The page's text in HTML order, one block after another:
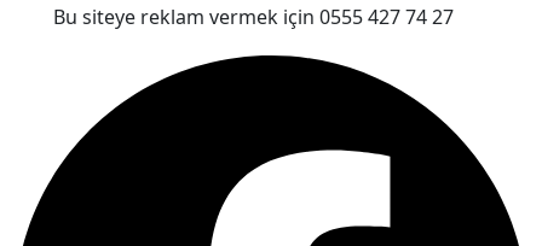
Bu siteye reklam vermek için 0555 427 74 27